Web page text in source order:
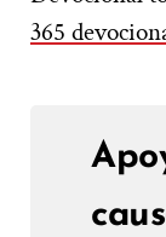
365